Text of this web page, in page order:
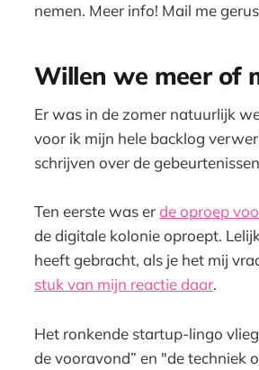
nemen. Meer info! Mail me
Willen we meer of
Er was in de zomer natuurlijk
voor ik mijn hele backlog
schrijven over de
Ten eerste was erde oproep
de digitale kolonie oproept.
heeft gebracht, als je het mij
stuk van mijn reactie daar.
Het ronkende startup-lingo
de vooravond” en "de techniek